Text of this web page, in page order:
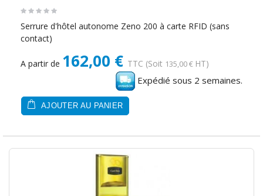
Serrure d'hôtel autonome Zeno 200 à carte RFID (sans
contact)
A partir de 162,00 € TTC (Soit 135,00 € HT)
Expédié sous 2 semaines.
AJOUTER AU PANIER